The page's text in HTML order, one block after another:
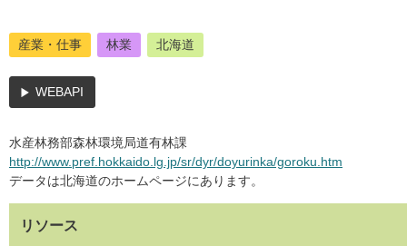
産業・仕事 林業 北海道
WEBAPI
水産林務部森林環境局道有林課
http://www.pref.hokkaido.lg.jp/sr/dyr/doyurinka/goroku.htm
データは北海道のホームページにあります。
リソース